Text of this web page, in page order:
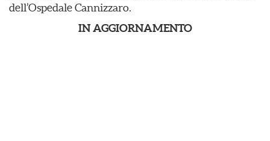
dell’Ospedale Cannizzaro.
IN AGGIORNAMENTO